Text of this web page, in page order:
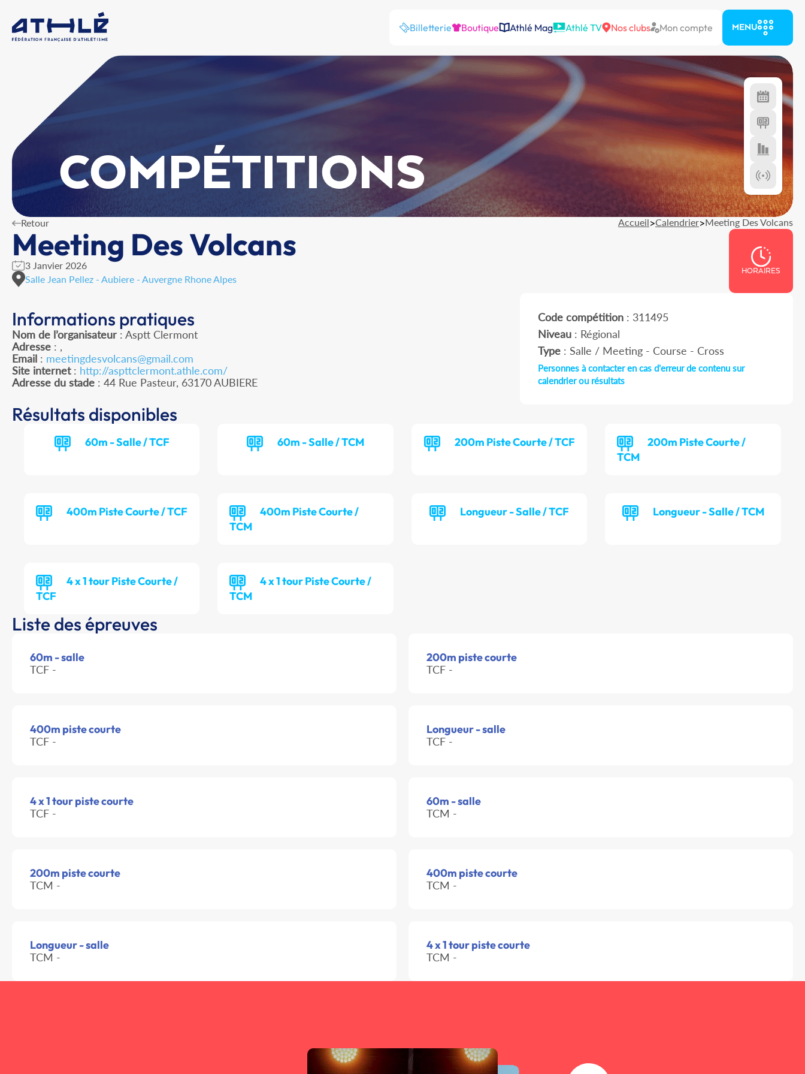
Billetterie Boutique Athlé Mag Athlé TV Nos clubs Mon compte MENU
COMPÉTITIONS
Retour Accueil>Calendrier>Meeting Des Volcans
Meeting Des Volcans
3 Janvier 2026
Salle Jean Pellez - Aubiere - Auvergne Rhone Alpes
HORAIRES
Informations pratiques
Nom de l’organisateur : Asptt Clermont
Adresse : ,
Email : meetingdesvolcans@gmail.com
Site internet: http://aspttclermont.athle.com/
Adresse du stade : 44 Rue Pasteur, 63170 AUBIERE
Code compétition: 311495
Niveau: Régional
Type: Salle / Meeting - Course - Cross
Personnes à contacter en cas d'erreur de contenu sur
calendrier ou résultats
Résultats disponibles
60m - Salle / TCF 60m - Salle / TCM 200m Piste Courte / TCF
200m Piste Courte /
TCM
400m Piste Courte / TCF
400m Piste Courte /
TCM
Longueur - Salle / TCF Longueur - Salle / TCM
4 x 1 tour Piste Courte /
TCF
4 x 1 tour Piste Courte /
TCM
Liste des épreuves
60m - salle
TCF -
200m piste courte
TCF -
400m piste courte
TCF -
Longueur - salle
TCF -
4 x 1 tour piste courte
TCF -
60m - salle
TCM -
200m piste courte
TCM -
400m piste courte
TCM -
Longueur - salle
TCM -
4 x 1 tour piste courte
TCM -